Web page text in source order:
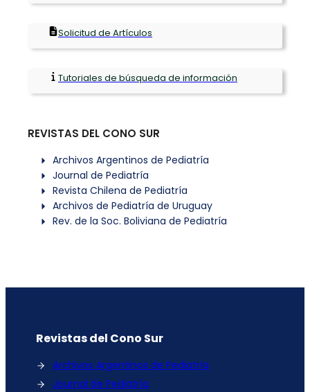
Solicitud de Artículos
Tutoriales de búsqueda de información
REVISTAS DEL CONO SUR
Archivos Argentinos de Pediatría
Journal de Pediatría
Revista Chilena de Pediatría
Archivos de Pediatría de Uruguay
Rev. de la Soc. Boliviana de Pediatría
Revistas del Cono Sur
Archivos Argentinos de Pediatría
Journal de Pediatría